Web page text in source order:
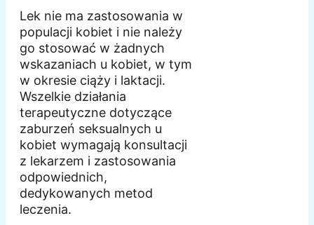
Lek nie ma zastosowania w
populacji kobiet i nie należy
go stosować w żadnych
wskazaniach u kobiet, w tym
w okresie ciąży i laktacji.
Wszelkie działania
terapeutyczne dotyczące
zaburzeń seksualnych u
kobiet wymagają konsultacji
z lekarzem i zastosowania
odpowiednich,
dedykowanych metod
leczenia.